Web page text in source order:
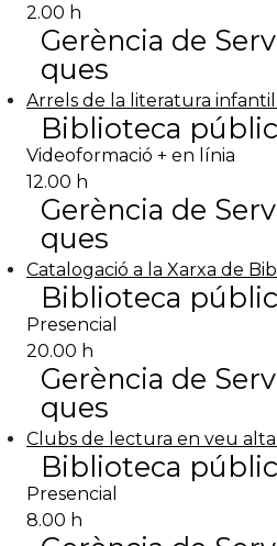
2.00 h
Gerència de
ques
Arrels de la literatura infantil
Biblioteca
Videoformació + en línia
12.00 h
Gerència de
ques
Catalogació a la Xarxa de
Biblioteca
Presencial
20.00 h
Gerència de
ques
Clubs de lectura en veu
Biblioteca
Presencial
8.00 h